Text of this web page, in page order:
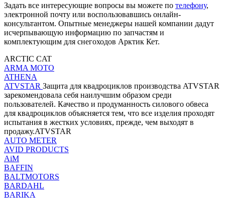
Задать все интересующие вопросы вы можете по телефону,
электронной почту или воспользовавшись онлайн-
консультантом. Опытные менеджеры нашей компании дадут
исчерпывающую информацию по запчастям и
комплектующим для снегоходов Арктик Кет.
ARCTIC CAT
ARMA MOTO
ATHENA
ATVSTAR Защита для квадроциклов производства ATVSTAR
зарекомендовала себя наилучшим образом среди
пользователей. Качество и продуманность силового обвеса
для квадроциклов объясняется тем, что все изделия проходят
испытания в жестких условиях, прежде, чем выходят в
продажу.ATVSTAR
AUTO METER
AVID PRODUCTS
AiM
BAFFIN
BALTMOTORS
BARDAHL
BARIKA